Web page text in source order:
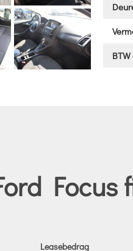
Focus
Leasebedrag